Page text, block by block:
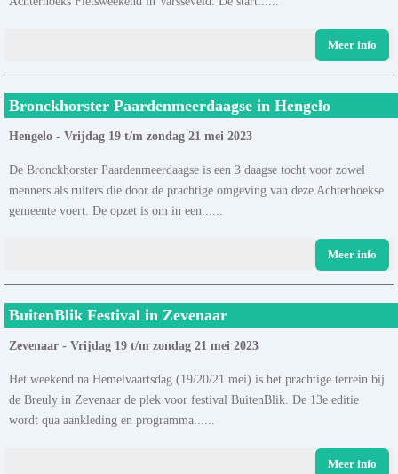
Meer info
Bronckhorster Paardenmeerdaagse in Hengelo
Hengelo - Vrijdag 19 t/m zondag 21 mei 2023
De Bronckhorster Paardenmeerdaagse is een 3 daagse tocht voor zowel
menners als ruiters die door de prachtige omgeving van deze Achterhoekse
gemeente voert. De opzet is om in een......
Meer info
BuitenBlik Festival in Zevenaar
Zevenaar - Vrijdag 19 t/m zondag 21 mei 2023
Het weekend na Hemelvaartsdag (19/20/21 mei) is het prachtige terrein bij
de Breuly in Zevenaar de plek voor festival BuitenBlik. De 13e editie
wordt qua aankleding en programma......
Meer info